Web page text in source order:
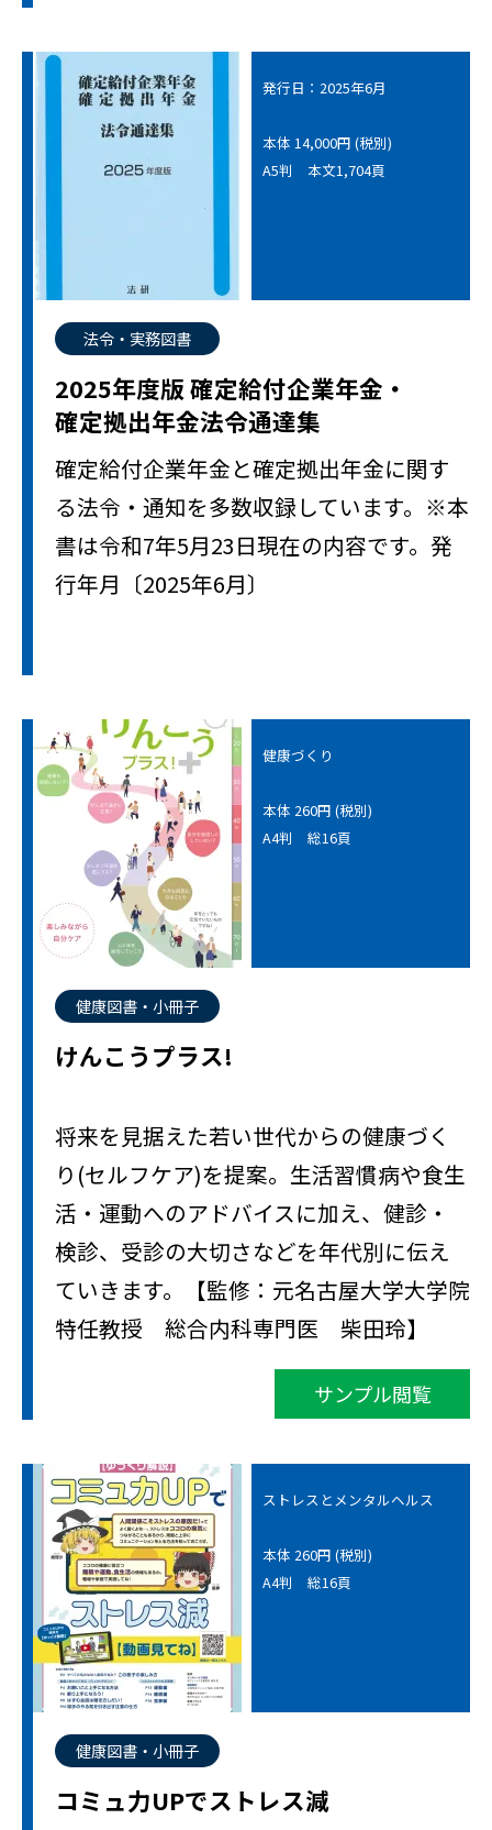
発行日：2025年6月
本体 14,000円 (税別)
A5判 本文1,704頁
法令・実務図書
2025年度版 確定給付企業年金・
確定拠出年金法令通達集
確定給付企業年金と確定拠出年金に関す
る法令・通知を多数収録しています。※本
書は令和7年5月23日現在の内容です。発
行年月〔2025年6月〕
健康づくり
本体 260円 (税別)
A4判 総16頁
健康図書・小冊子
けんこうプラス!
将来を見据えた若い世代からの健康づく
り(セルフケア)を提案。生活習慣病や食生
活・運動へのアドバイスに加え、健診・
検診、受診の大切さなどを年代別に伝え
ていきます。【監修：元名古屋大学大学院
特任教授 総合内科専門医 柴田玲】
サンプル閲覧
ストレスとメンタルヘルス
本体 260円 (税別)
A4判 総16頁
健康図書・小冊子
コミュ力UPでストレス減